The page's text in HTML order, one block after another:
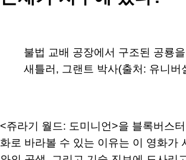
불법 교배 공장에서 구조된 공룡
새틀러, 그랜트 박사(출처: 유니버
<쥬라기 월드: 도미니언>을 블록버스
화로 바라볼 수 있는 이유는 이 영화가